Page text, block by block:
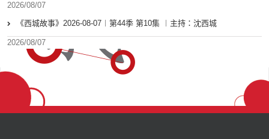
2026/08/07
《西城故事》2026-08-07︱第44季 第10集 ︱主持：沈西城
2026/08/07